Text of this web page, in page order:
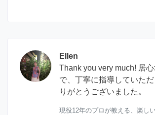
Ellen
Thank you very much! 居
で、丁寧に指導していた
りがとうございました。
現役12年のプロが教える、楽し